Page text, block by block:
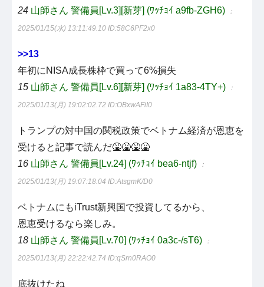
24 山師さん 警備員[Lv.3][新芽] (ﾜｯﾁｮｲ a9fb-ZGH6) ：
2025/01/15(水) 13:11:49.10 ID:58C6PF2x0
>>13
年初にNISA成長株枠で買って6%損失
15 山師さん 警備員[Lv.6][新芽] (ﾜｯﾁｮｲ 1a83-4TY+) ：
2025/01/13(月) 19:02:02.72 ID:OBxwAFiI0
トランプの対中国の関税政策でベトナム経済が恩恵を
受けると記事で読んだ🤮🤮🤮🤮
16 山師さん 警備員[Lv.24] (ﾜｯﾁｮｲ bea6-ntjf) ：
2025/01/13(月) 19:07:18.04 ID:AtsgmK/D0
ベトナムにもiTrust新興国で投資してるから、
恩恵受けるなら楽しみ。
18 山師さん 警備員[Lv.70] (ﾜｯﾁｮｲ 0a3c-/sT6) ：
2025/01/13(月) 22:22:42.74 ID:qSrn0RAO0
底抜けたね